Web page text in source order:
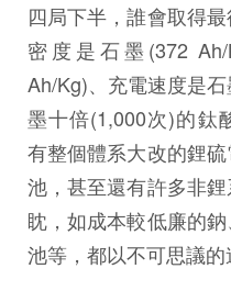
四局下半，誰會取得
密度是石墨(372
Ah/Kg)、充電速度是
墨十倍(1,000次)的鈦
有整個體系大改的鋰
池，甚至還有許多非
眈，如成本較低廉的
池等，都以不可思議的